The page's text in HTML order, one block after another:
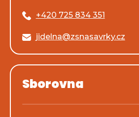
+420 725 834 351
jidelna@zsnasavrky.cz
Sborovna